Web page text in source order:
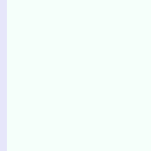
偈した
構造は
し、そ